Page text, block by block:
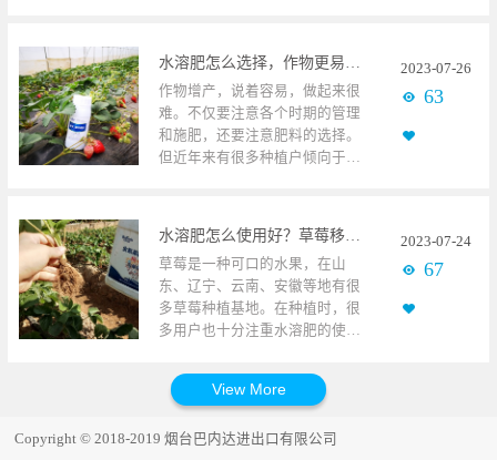
长势不佳，吸肥缓慢，抵抗能力
北种植黄瓜的张大哥就是其一。
张大哥的黄瓜正值挂果期，接连
下雨、气温下降，导致棚内外温
差大，空气非常潮湿，地温下
处可见，张大哥非常烦恼。后来
就去当地农资经销处咨询，经销
商首先给他说明了病害用哪些
药，又给他推荐了巴内达碧卡微
生物菌剂+生根水溶肥，先提高地
肥，用于搭配农药使用，以防药
害发生。黄瓜使用碧卡微生物菌
剂经销商又解释它们的特点，张
肥，含量较高，采用EDTA螯合钙
应，并利用促渗工艺生产，使用
后，直接打破叶片表面的蜡质
层、角质层，使之吸收，利用率
较高，还有核心物质三磷酸腺苷
果。如，中量元素水溶肥+磷酸二
氢钾，在作物的各个生长时期均
可使用，增强光合作用，提高作
物免疫力，提升果实品质，预防
裂果发生。中量元素水溶肥+磷酸
二氢钾+叶面肥，可以作为防寒防
可有效防止冻害发生。江西种植
脐橙的张大哥，在保花保果时期
选择了碧卡磷酸二氢钾和中量元
挂果已是11月份左右，这时气温
降低，因此草莓几乎都是大棚种
植，控温方便，可以连续种植。
草莓膨果时期除了磷钾元素较为
重要外，还应当适量补充氮元
上使用冲施肥时会降低地表温
和微生物菌剂活化土壤提高地
温。可在冲施平衡肥和高钾肥
时，搭配碧卡生根剂+微生物菌
剂，其中含有核心物质三磷酸腺
草莓的抗低温、冻害的能力，防
止僵果发生。同时也要叶面补充
养元素，防止缺素症的发生。安
作物增产，说着容易，做起来很
难。不仅要注意各个时期的管理
和施肥，还要注意肥料的选择。
但近年来有很多种植户倾向于选
它的原料。水溶肥的原料多种多
样，且分级不同，如食用级和工
业级的原料品质较高，如磷酸二
氢钾、硝酸钾等；农业级的原料
品质则较低，如硫酸钾等，制成
差别。其次是生产技术。很多种
植户在选择水溶肥前，都会看它
多少。好的水溶肥，技术发达，
2023-07-26
63
水溶肥怎么使用好？草莓移栽后怎么施肥？
草莓是一种可口的水果，在山
东、辽宁、云南、安徽等地有很
多草莓种植基地。在种植时，很
多用户也十分注重水溶肥的使
期，常发生死棵烂苗现象，很多
种植户反映，草莓成活率不高，
遇到这种问题，首先要找出原
2023-07-24
67
Copyright © 2018-2019 烟台巴内达进出口有限公司